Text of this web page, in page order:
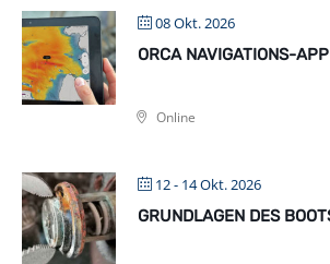
08 Okt. 2026
ORCA NAVIGATIONS-
Online
12 - 14 Okt. 2026
GRUNDLAGEN DES